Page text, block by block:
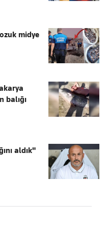
midye
balığı
aldık"